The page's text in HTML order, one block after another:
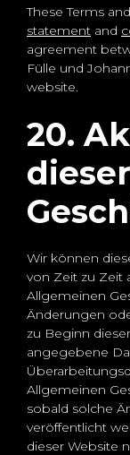
These Terms
statement and
agreement
Fülle und
website.
20.
Wir können
von Zeit zu Zeit
Allgemeinen
Änderungen
zu Beginn
angegebene
Allgemeinen
sobald solche
veröffentlicht
dieser Website